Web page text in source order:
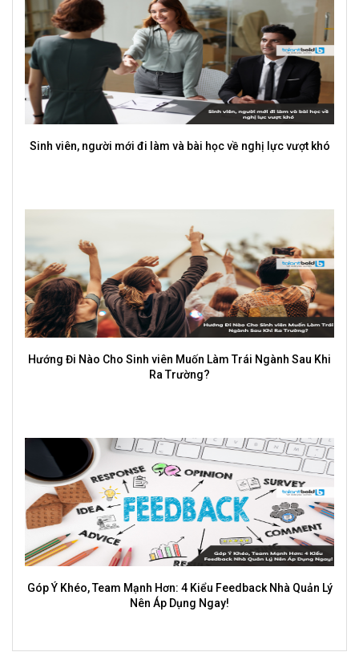
lực vượt khó
Sau Khi
Nhà Quản Lý
Freelancer là gì? Ưu điểm, thách thức và cách
Vì sao mới đi làm vài tháng đã muốn nghỉ
Top Ngành Gen Z Nên Học Để Không Thất